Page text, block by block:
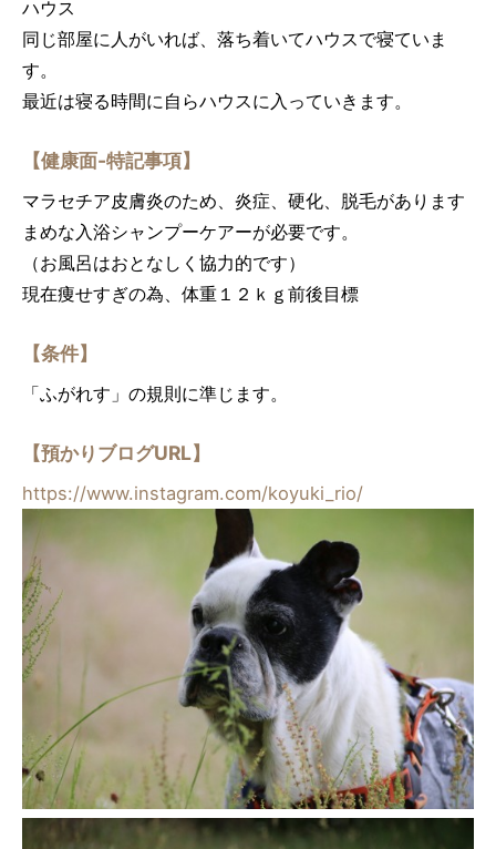
ハウス
同じ部屋に人がいれば、落ち着いてハウスで寝ていま
す。
最近は寝る時間に自らハウスに入っていきます。
【健康面-特記事項】
マラセチア皮膚炎のため、炎症、硬化、脱毛があります
まめな入浴シャンプーケアーが必要です。
（お風呂はおとなしく協力的です）
現在痩せすぎの為、体重１２ｋｇ前後目標
【条件】
「ふがれす」の規則に準じます。
【預かりブログURL】
https://www.instagram.com/koyuki_rio/